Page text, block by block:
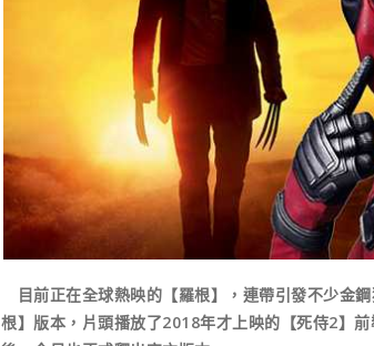
目前正在全球熱映的【羅根】，連帶引發不少金
根】版本，片頭播放了2018年才上映的【死侍2】